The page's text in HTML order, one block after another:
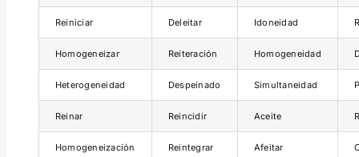
Reiniciar Deleitar Idoneidad
Homogeneizar Reiteración Homogeneidad
Heterogeneidad Despeinado Simultaneidad
Reinar Reincidir Aceite
Homogeneización Reintegrar Afeitar